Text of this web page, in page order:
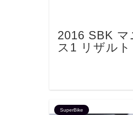
2016 SBK マ
ス1 リザルト
SuperBike